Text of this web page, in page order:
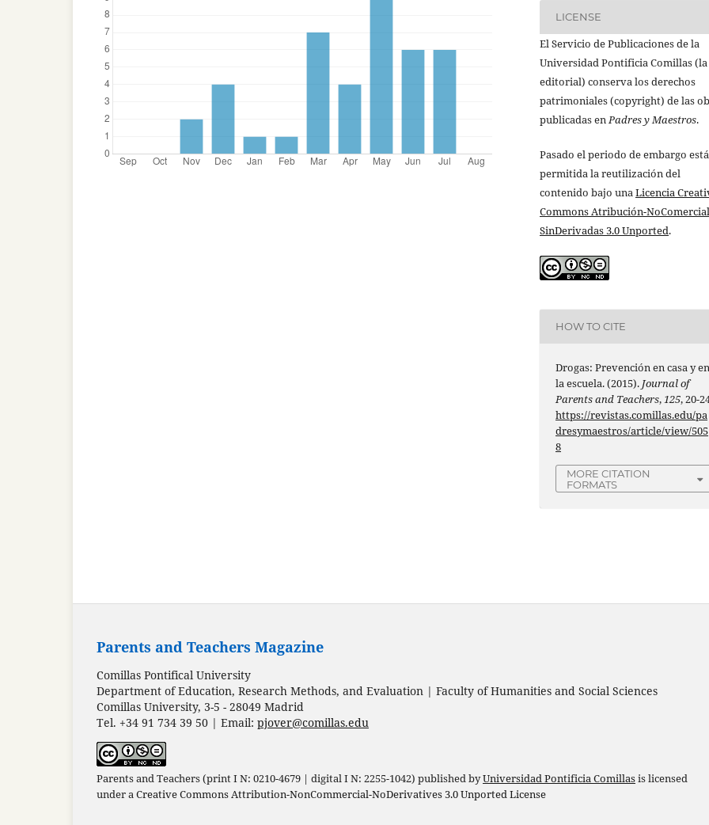
LICENSE
El Servicio de Publicaciones de la
Universidad Pontificia Comillas (la
editorial) conserva los derechos
patrimoniales (copyright) de las
publicadas enPadres y Maestros.
Pasado el periodo de embargo está
permitida la reutilización del
contenido bajo unaLicencia
Commons Atribución-
SinDerivadas 3.0 Unported.
HOW TO CITE
Drogas: Prevención en casa y
la escuela. (2015). Journal of
Parents and Teachers,125, 20-
https://revistas.comillas.edu/pa
dresymaestros/article/view/505
8
MORE CITATION
FORMATS
Parents and Teachers Magazine
Comillas Pontifical University
Department of Education, Research Methods, and Evaluation | Faculty of Humanities and Social Sciences
Comillas University, 3-5 - 28049 Madrid
Tel. +34 91 734 39 50 | Email: pjover@comillas.edu
Parents and Teachers (print I N: 0210-4679 | digital I N: 2255-1042) published byUniversidad Pontificia Comillasis licensed
under aCreative Commons Attribution-NonCommercial-NoDerivatives 3.0 Unported License